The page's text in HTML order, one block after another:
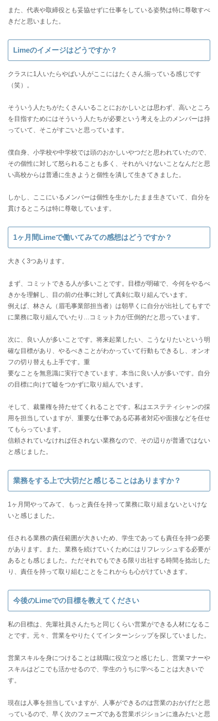
また、代表や取締役とも妥協せずに仕事をしている姿勢は特に尊敬すべ
きだと思いました。
Limeのイメージはどうですか？
クラスに1人いたらやばい人がここにはたくさん揃っている感じです
（笑）。
そういう人たちがたくさんいることにおかしいとは思わず、高いところ
を目指すためにはそういう人たちが必要という考えを上のメンバーは持
っていて、そこがすごいと思っています。
僕自身、小学校や中学校では頭のおかしいやつだと思われていたので、
その個性に対して怒られることも多く、それがいけないことなんだと思
い高校からは普通に生きようと個性を潰して生きてきました。
しかし、ここにいるメンバーは個性を生かしたまま生きていて、自分を
貫けるところは特に尊敬しています。
1ヶ月間Limeで働いてみての感想はどうですか？
大きく3つあります。
まず、コミットできる人が多いことです。目標が明確で、今何をやるべ
きかを理解し、目の前の仕事に対して真剣に取り組んでいます。
例えば、林さん（眉毛事業部担当者）は朝早くに自分が出社してもすで
に業務に取り組んでいたり...コミット力が圧倒的だと思っています。
次に、良い人が多いことです。将来起業したい、こうなりたいという明
確な目標があり、やるべきことがわかっていて行動もできるし、オンオ
フの切り替えも上手です。重
要なことを無意識に実行できています。本当に良い人が多いです。自分
の目標に向けて嘘をつかずに取り組んでいます。
そして、裁量権を持たせてくれることです。私はエステティシャンの採
用を担当していますが、重要な仕事である応募者対応や面接などを任せ
てもらっています。
信頼されていなければ任されない業務なので、その辺りが普通ではない
と感じました。
業務をする上で大切だと感じることはありますか？
1ヶ月間やってみて、もっと責任を持って業務に取り組まないといけな
いと感じました。
任される業務の責任範囲が大きいため、学生であっても責任を持つ必要
があります。また、業務を続けていくためにはリフレッシュする必要が
あるとも感じました。ただそれでもできる限り出社する時間を捻出した
り、責任を持って取り組むことをこれからも心がけていきます。
今後のLimeでの目標を教えてください
私の目標は、先輩社員さんたちと同じくらい営業ができる人材になるこ
とです。元々、営業をやりたくてインターンシップを探していました。
営業スキルを身につけることは就職に役立つと感じたし、営業マナーや
スキルはどこでも活かせるので、学生のうちに学べることは大きいで
す。
現在は人事を担当していますが、人事ができるのは営業のおかげだと思
っているので、早く次のフェーズである営業ポジションに進みたいと思